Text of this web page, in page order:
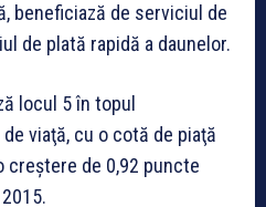
beneficiază de serviciul de
de plată rapidă a daunelor.
locul 5 în topul
viaţă, cu o cotă de piaţă
creştere de 0,92 puncte